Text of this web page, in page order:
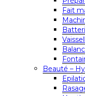
Fait
Beauté –